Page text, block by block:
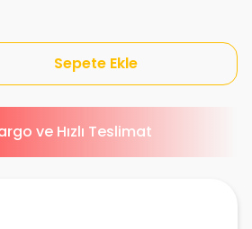
Sepete Ekle
ve Hızlı Teslimat